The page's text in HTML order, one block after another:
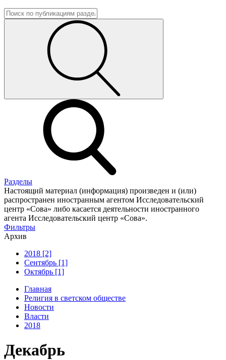
Разделы
Настоящий материал (информация) произведен и (или)
распространен иностранным агентом Исследовательский
центр «Сова» либо касается деятельности иностранного
агента Исследовательский центр «Сова».
Фильтры
Архив
2018 [2]
Сентябрь [1]
Октябрь [1]
Главная
Религия в светском обществе
Новости
Власти
2018
Декабрь